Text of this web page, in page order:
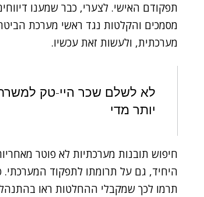
תפקודם האישי. לצערי, כבר שמענו
מסמכים והקלטות נגד ראשי מערכת
מערכתית, ולעשות זאת עכשיו.
לא לשלם שכר היי-טק
יותר מדי
חיפוש תובנות מערכתיות לא פוטר
היחיד, גם על תרומתו לתפקוד המערכתי.
תרמו לכך שמקבלי ההחלטות ראו